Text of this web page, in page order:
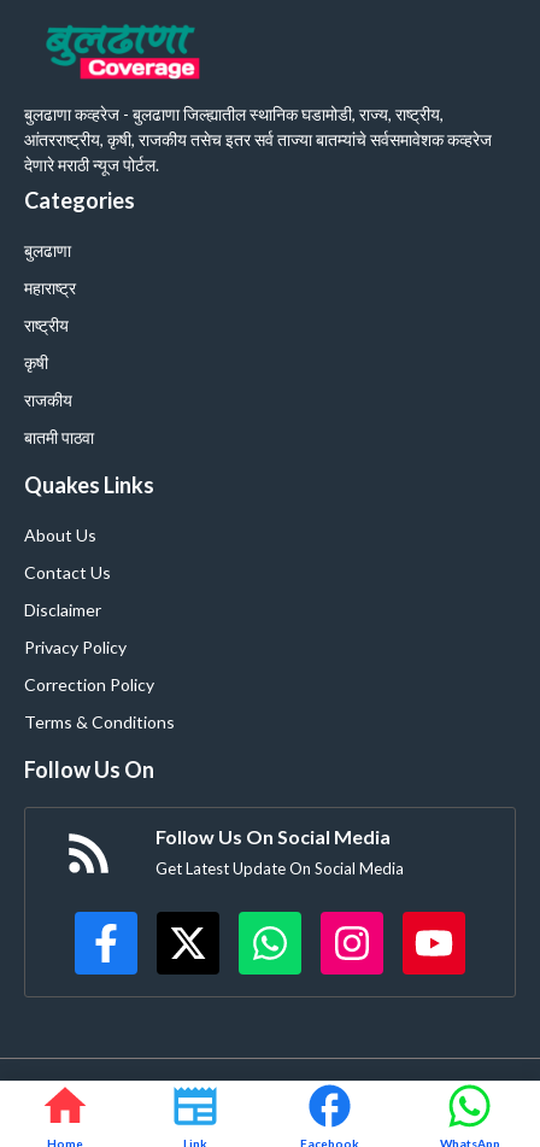
Home Link Facebook WhatsApp
बुलढाणा कव्हरेज - बुलढाणा जिल्ह्यातील स्थानिक घडामोडी, राज्य, राष्ट्रीय,
आंतरराष्ट्रीय, कृषी, राजकीय तसेच इतर सर्व ताज्या बातम्यांचे सर्वसमावेशक कव्हरेज
देणारे मराठी न्यूज पोर्टल.
Categories
बुलढाणा
महाराष्ट्र
राष्ट्रीय
कृषी
राजकीय
बातमी पाठवा
Quakes Links
About Us
Contact Us
Disclaimer
Privacy Policy
Correction Policy
Terms & Conditions
Follow Us On
Follow Us On Social Media
Get Latest Update On Social Media
©Buldanacoverage.com
• All rights reserved • Created by-
Rajdhanve.in
Mo. 8378908271